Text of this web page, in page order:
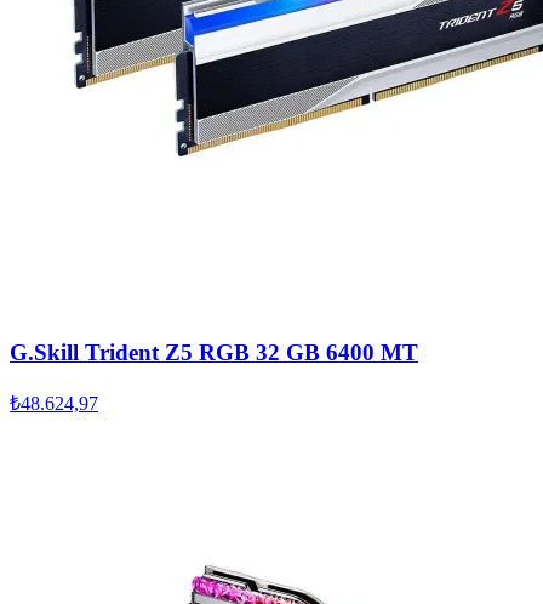
G.Skill Trident Z5 RGB 32 GB 6400 MT
₺48.624,97